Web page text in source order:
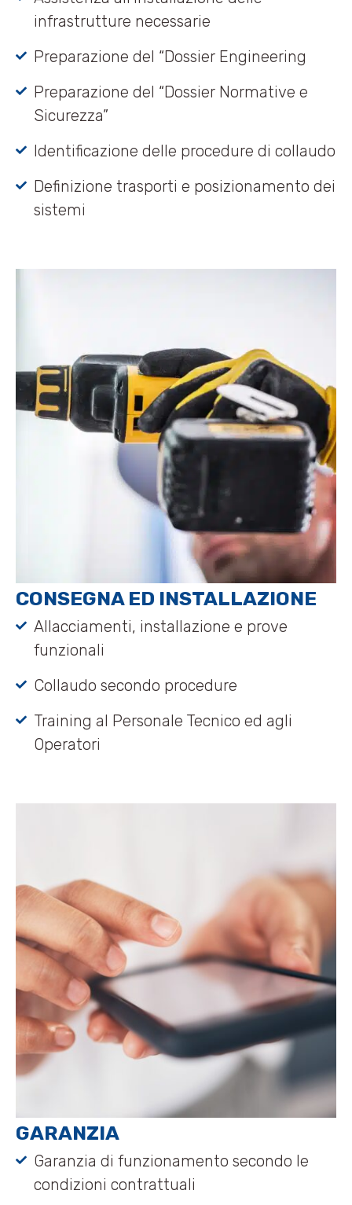
infrastrutture necessarie
Preparazione del “Dossier Engineering
Preparazione del “Dossier Normative e
Sicurezza”
Identificazione delle procedure di collaudo
Definizione trasporti e posizionamento dei
sistemi
CONSEGNA ED INSTALLAZIONE
Allacciamenti, installazione e prove
funzionali
Collaudo secondo procedure
Training al Personale Tecnico ed agli
Operatori
GARANZIA
Garanzia di funzionamento secondo le
condizioni contrattuali